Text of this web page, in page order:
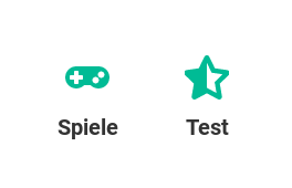
Spiele Test